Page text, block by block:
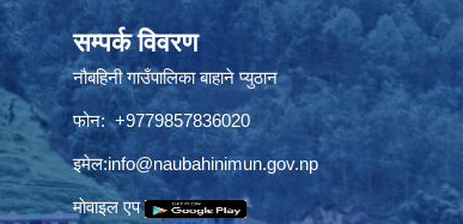
सम्पर्क विवरण
नौबहिनी गाउँपालिका बाहाने प्युठान
फोन: +9779857836020
इमेल:info@naubahinimun.gov.np
माेवाइल एप